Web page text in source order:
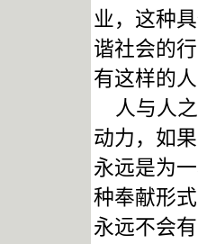
业，这种
谐社会的
有这样的
人与人之
动力，如
永远是为
种奉献形
永远不会